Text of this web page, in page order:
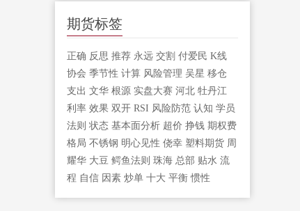
期货标签
正确 反思 推荐 永远 交割 付爱民 K线
协会 季节性 计算 风险管理 吴星 移仓
支出 文华 根源 实盘大赛 河北 牡丹江
利率 效果 双开 RSI 风险防范 认知 学员
法则 状态 基本面分析 超价 挣钱 期权费
格局 不锈钢 明心见性 侥幸 塑料期货 周
耀华 大豆 鳄鱼法则 珠海 总部 贴水 流
程 自信 因素 炒单 十大 平衡 惯性